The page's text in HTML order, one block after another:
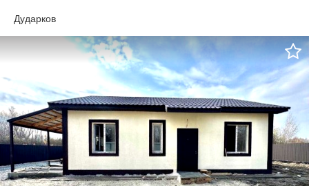
санвузла - ТЕРАСА КОМУНІКАЦІЇ: - електрика 12 квт 380В - газ
поруч - вода свердловина 80 м - каналізація 4,5 кубів ДІЛЯНКА -
6 соток правильної форми ( призначення під забудову) - Забор
по периметру БУДИНОК з СВТЛИМ ЕКСТЕРЄРОМ в стані після
будівельників. В будинок заведени всі комунікації
Місцерозтащування -центральна вулиця с.Дударків ( неподалік
магазини, школа , садочок, амбулаторія то що) ЦІНА 64900 у.о з
РЕМОНТОМ Зараз їдуть оздоблені роботи ВІД ЗАБУДОВНИКА
та БЕЗ КОМІСІЇ для покупця
Дударков